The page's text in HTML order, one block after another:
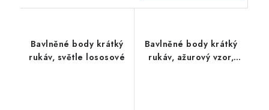
Bavlněné body krátký
rukáv, světle lososové
Bavlněné body krátký
rukáv, ažurový vzor,